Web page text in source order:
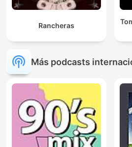
Rancheras
Más podcasts